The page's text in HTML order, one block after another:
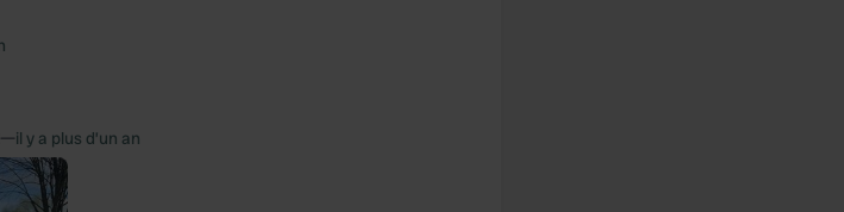
—il y a plus d’un an